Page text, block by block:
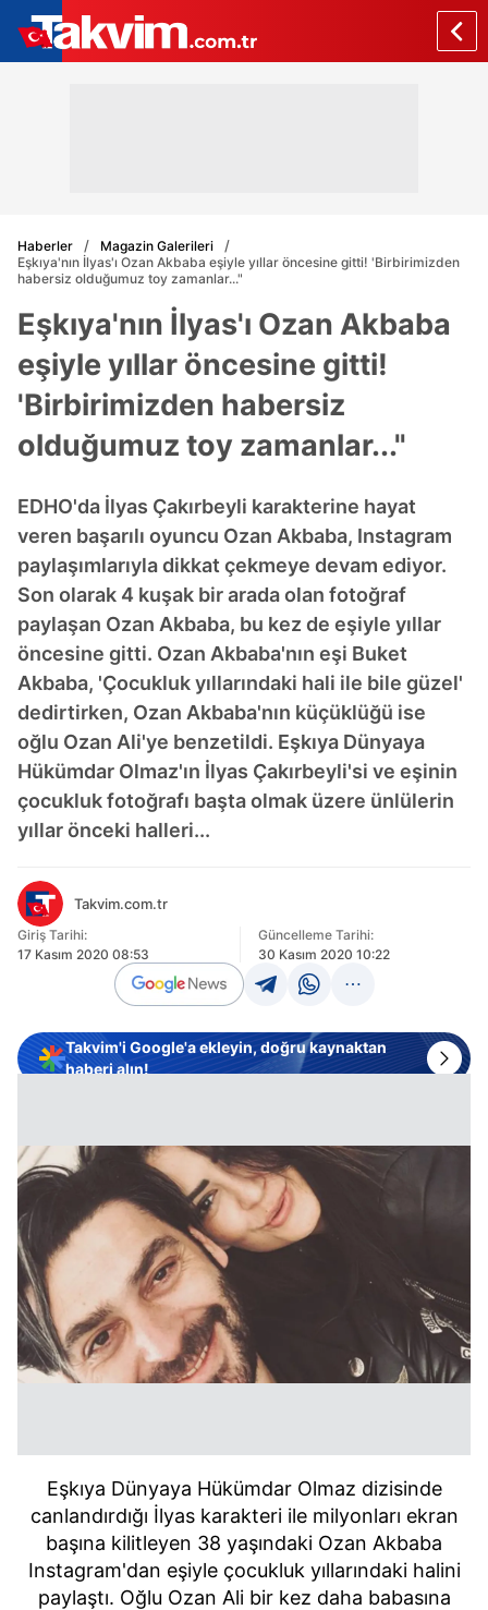
Haberler
Magazin Galerileri
Eşkıya'nın İlyas'ı Ozan Akbaba eşiyle yıllar öncesine gitti! 'Birbirimizden
habersiz olduğumuz toy zamanlar..."
Eşkıya'nın İlyas'ı Ozan Akbaba
eşiyle yıllar öncesine gitti!
'Birbirimizden habersiz
olduğumuz toy zamanlar..."
EDHO'da İlyas Çakırbeyli karakterine hayat
veren başarılı oyuncu Ozan Akbaba, Instagram
paylaşımlarıyla dikkat çekmeye devam ediyor.
Son olarak 4 kuşak bir arada olan fotoğraf
paylaşan Ozan Akbaba, bu kez de eşiyle yıllar
öncesine gitti. Ozan Akbaba'nın eşi Buket
Akbaba, 'Çocukluk yıllarındaki hali ile bile güzel'
dedirtirken, Ozan Akbaba'nın küçüklüğü ise
oğlu Ozan Ali'ye benzetildi. Eşkıya Dünyaya
Hükümdar Olmaz'ın İlyas Çakırbeyli'si ve eşinin
çocukluk fotoğrafı başta olmak üzere ünlülerin
yıllar önceki halleri...
Takvim.com.tr
Giriş Tarihi:
17 Kasım 2020 08:53
Güncelleme Tarihi:
30 Kasım 2020 10:22
Takvim'i Google'a ekleyin, doğru kaynaktan
haberi alın!
Eşkıya Dünyaya Hükümdar Olmaz dizisinde
canlandırdığı İlyas karakteri ile milyonları ekran
başına kilitleyen 38 yaşındaki Ozan Akbaba
Instagram'dan eşiyle çocukluk yıllarındaki halini
paylaştı. Oğlu Ozan Ali bir kez daha babasına